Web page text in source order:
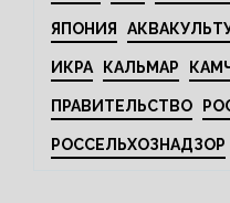
ЯПОНИЯ
ИКРА КАЛЬМАР
ПРАВИТЕЛЬСТВО
РОССЕЛЬХОЗНАДЗОР